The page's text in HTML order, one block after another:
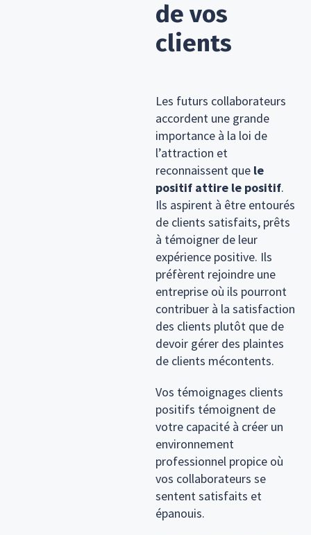
de vos
clients
Les futurs collaborateurs
accordent une grande
importance à la loi de
l’attraction et
reconnaissent que le
positif attire le positif.
Ils aspirent à être entourés
de clients satisfaits, prêts
à témoigner de leur
expérience positive. Ils
préfèrent rejoindre une
entreprise où ils pourront
contribuer à la satisfaction
des clients plutôt que de
devoir gérer des plaintes
de clients mécontents.
Vos témoignages clients
positifs témoignent de
votre capacité à créer un
environnement
professionnel propice où
vos collaborateurs se
sentent satisfaits et
épanouis.